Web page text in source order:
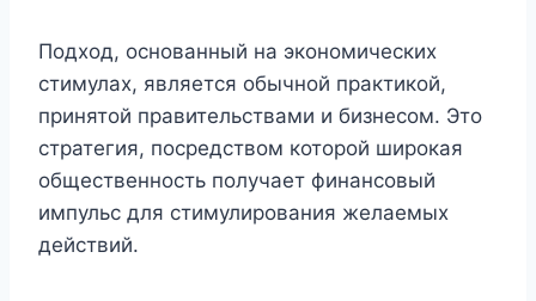
Подход, основанный на экономических
стимулах, является обычной практикой,
принятой правительствами и бизнесом. Это
стратегия, посредством которой широкая
общественность получает финансовый
импульс для стимулирования желаемых
действий.